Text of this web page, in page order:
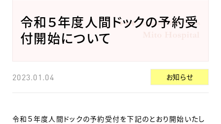
令和５年度人間ドックの予約受
付開始について
2023.01.04 お知らせ
令和５年度人間ドックの予約受付を下記のとおり開始いたし